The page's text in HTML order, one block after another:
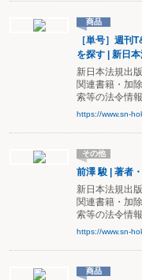
商品
［単号］週刊
を探す | 新日
新日本法規出
関連書籍・加
索等の法令情
https://www.sn-
その他
前澤 駿 | 著者
新日本法規出
関連書籍・加
索等の法令情
https://www.sn-
商品